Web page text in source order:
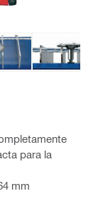
para la
mm